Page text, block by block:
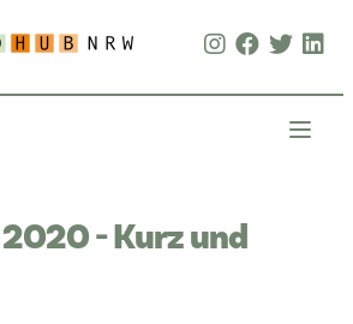
- Kurz und